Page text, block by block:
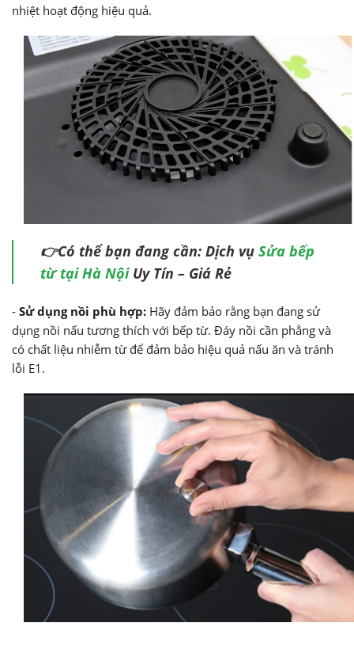
nhiệt hoạt động hiệu quả.
👉Có thể bạn đang cần: Dịch vụ Sửa bếp
từ tại Hà NộiUy Tín – Giá Rẻ
- Sử dụng nồi phù hợp: Hãy đảm bảo rằng bạn đang sử
dụng nồi nấu tương thích với bếp từ. Đáy nồi cần phẳng và
có chất liệu nhiễm từ để đảm bảo hiệu quả nấu ăn và tránh
lỗi E1.